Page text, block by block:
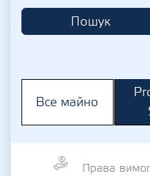
Пошук
Все майно
Права